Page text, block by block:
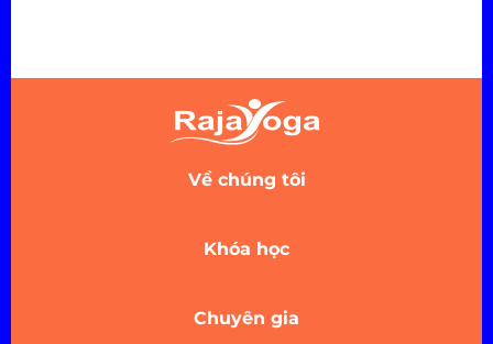
Về chúng tôi
Khóa học
Chuyên gia